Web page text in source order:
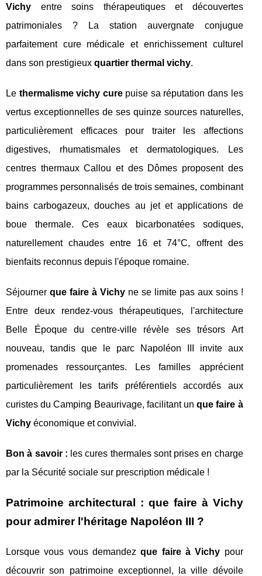
Vichy entre soins thérapeutiques et découvertes
patrimoniales ? La station auvergnate conjugue
parfaitement cure médicale et enrichissement culturel
dans son prestigieux quartier thermal vichy.
Le thermalisme vichy curepuise sa réputation dans les
vertus exceptionnelles de ses quinze sources naturelles,
particulièrement efficaces pour traiter les affections
digestives, rhumatismales et dermatologiques. Les
centres thermaux Callou et des Dômes proposent des
programmes personnalisés de trois semaines, combinant
bains carbogazeux, douches au jet et applications de
boue thermale. Ces eaux bicarbonatées sodiques,
naturellement chaudes entre 16 et 74°C, offrent des
bienfaits reconnus depuis l'époque romaine.
Séjourner que faire à Vichyne se limite pas aux soins !
Entre deux rendez-vous thérapeutiques, l'architecture
Belle Époque du centre-ville révèle ses trésors Art
nouveau, tandis que le parc Napoléon III invite aux
promenades ressourçantes. Les familles apprécient
particulièrement les tarifs préférentiels accordés aux
curistes du Camping Beaurivage, facilitant unque faire à
Vichy économique et convivial.
Bon à savoir : les cures thermales sont prises en charge
par la Sécurité sociale sur prescription médicale !
Patrimoine architectural : que faire à Vichy
pour admirer l'héritage Napoléon III ?
Lorsque vous vous demandezque faire à Vichy pour
découvrir son patrimoine exceptionnel, la ville dévoile